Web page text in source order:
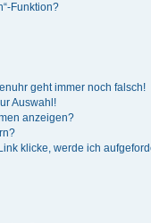
Funktion?
geht immer noch falsch!
Auswahl!
anzeigen?
klicke, werde ich